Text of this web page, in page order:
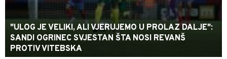
"ULOG JE VELIKI, ALI VJERUJEMO U PROLAZ DALJE":
SANDI OGRINEC SVJESTAN ŠTA NOSI REVANŠ
PROTIV VITEBSKA